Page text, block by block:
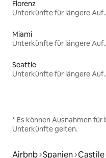
Florenz
Miami
Seattle
* Es können Ausnahmen
Unterkünfte gelten.
Airbnb Spanien Castile